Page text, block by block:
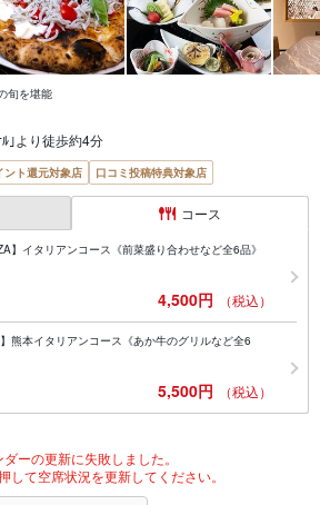
旬を堪能
｣より徒歩約4分
ント還元対象店 口コミ投稿特典対象店
コース
イタリアンコース《前菜盛り合わせなど全6品》
4,500円 （税込）
本イタリアンコース《あか牛のグリルなど全6
5,500円 （税込）
ーの更新に失敗しました。
して空席状況を更新してください。